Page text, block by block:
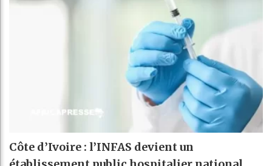
Côte d’Ivoire : l’INFAS devient un